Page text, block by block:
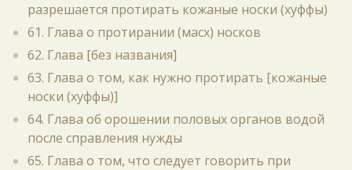
разрешается протирать кожаные носки (хуффы)
61. Глава о протирании (масх) носков
62. Глава [без названия]
63. Глава о том, как нужно протирать [кожаные
носки (хуффы)]
64. Глава об орошении половых органов водой
после справления нужды
65. Глава о том, что следует говорить при